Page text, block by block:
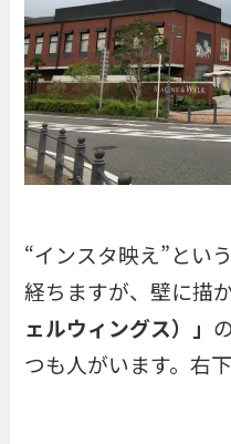
“インスタ映え”とい
経ちますが、壁に描
ェルウィングス）」
つも人がいます。右